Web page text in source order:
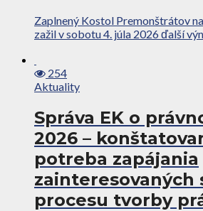
Zaplnený Kostol Premonštrátov
zažil v sobotu 4. júla 2026 ďalší
254
Aktuality
Správa EK o
2026 –
potreba zapájania
zainteresovaných
procesu tvorby